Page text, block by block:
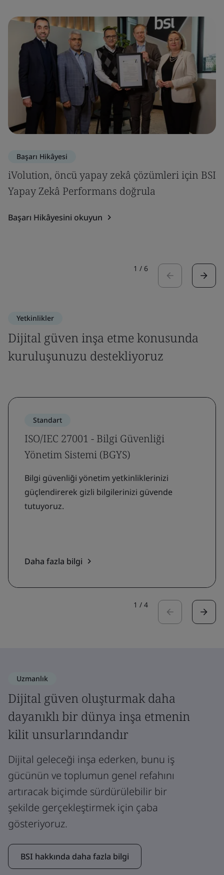
Başarı Hikâyesi
iVolution, öncü yapay zekâ çözümleri için BSI
Yapay Zekâ Performans doğrula
Başarı Hikâyesini okuyun
1 / 6
Yetkinlikler
Dijital güven inşa etme konusunda
kuruluşunuzu destekliyoruz
Standart
ISO/IEC 27001 - Bilgi Güvenliği
Yönetim Sistemi (BGYS)
Bilgi güvenliği yönetim yetkinliklerinizi
güçlendirerek gizli bilgilerinizi güvende
tutuyoruz.
Daha fazla bilgi
1 / 4
Uzmanlık
Dijital güven oluşturmak daha
dayanıklı bir dünya inşa etmenin
kilit unsurlarındandır
Dijital geleceği inşa ederken, bunu iş
gücünün ve toplumun genel refahını
artıracak biçimde sürdürülebilir bir
şekilde gerçekleştirmek için çaba
gösteriyoruz.
BSI hakkında daha fazla bilgi